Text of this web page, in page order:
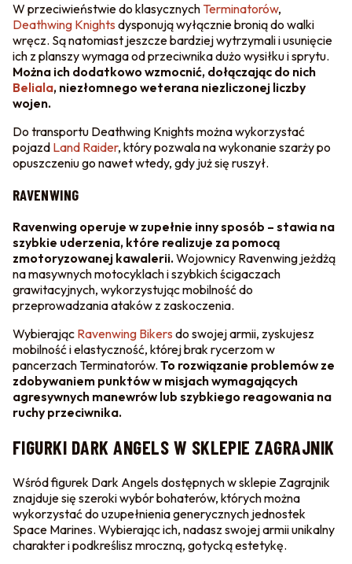
W przeciwieństwie do klasycznych Terminatorów,
Deathwing Knights dysponują wyłącznie bronią do walki
wręcz. Są natomiast jeszcze bardziej wytrzymali i usunięcie
ich z planszy wymaga od przeciwnika dużo wysiłku i sprytu.
Można ich dodatkowo wzmocnić, dołączając do nich
Beliala, niezłomnego weterana niezliczonej liczby
wojen.
Do transportu Deathwing Knights można wykorzystać
pojazd Land Raider, który pozwala na wykonanie szarży po
opuszczeniu go nawet wtedy, gdy już się ruszył.
RAVENWING
Ravenwing operuje w zupełnie inny sposób – stawia na
szybkie uderzenia, które realizuje za pomocą
zmotoryzowanej kawalerii.Wojownicy Ravenwing jeżdżą
na masywnych motocyklach i szybkich ścigaczach
grawitacyjnych, wykorzystując mobilność do
przeprowadzania ataków z zaskoczenia.
Wybierając Ravenwing Bikers do swojej armii, zyskujesz
mobilność i elastyczność, której brak rycerzom w
pancerzach Terminatorów. To rozwiązanie problemów ze
zdobywaniem punktów w misjach wymagających
agresywnych manewrów lub szybkiego reagowania na
ruchy przeciwnika.
FIGURKI DARK ANGELS W SKLEPIE ZAGRAJNIK
Wśród figurek Dark Angels dostępnych w sklepie Zagrajnik
znajduje się szeroki wybór bohaterów, których można
wykorzystać do uzupełnienia generycznych jednostek
Space Marines. Wybierając ich, nadasz swojej armii unikalny
charakter i podkreślisz mroczną, gotycką estetykę.